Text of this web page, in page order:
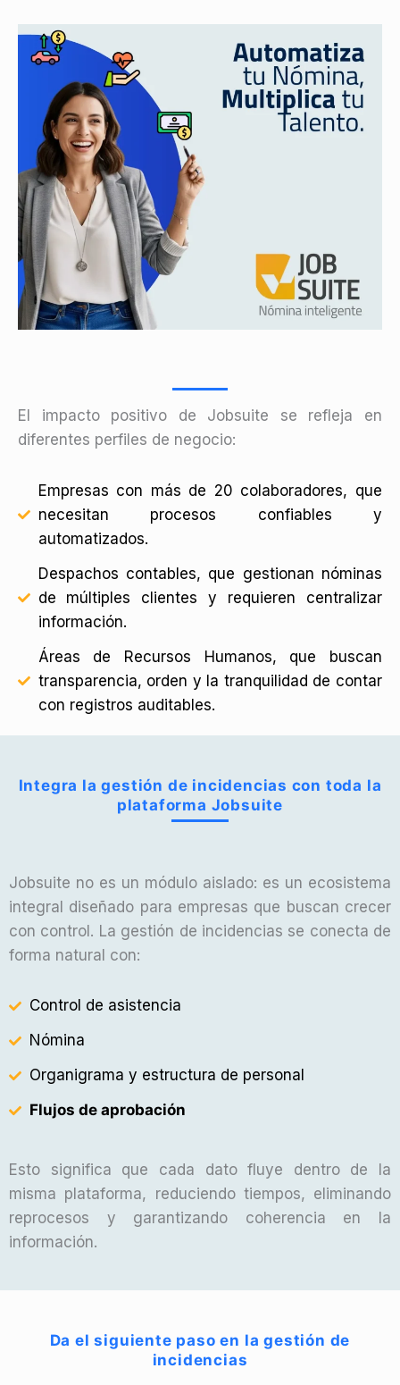
El impacto positivo de Jobsuite se refleja en
diferentes perfiles de negocio:
Empresas con más de 20 colaboradores, que
necesitan procesos confiables y
automatizados.
Despachos contables, que gestionan nóminas
de múltiples clientes y requieren centralizar
información.
Áreas de Recursos Humanos, que buscan
transparencia, orden y la tranquilidad de contar
con registros auditables.
Integra la gestión de incidencias con toda la
plataforma Jobsuite
Jobsuite no es un módulo aislado: es un ecosistema
integral diseñado para empresas que buscan crecer
con control. La gestión de incidencias se conecta de
forma natural con:
Control de asistencia
Nómina
Organigrama y estructura de personal
Flujos de aprobación
Esto significa que cada dato fluye dentro de la
misma plataforma, reduciendo tiempos, eliminando
reprocesos y garantizando coherencia en la
información.
Da el siguiente paso en la gestión de
incidencias